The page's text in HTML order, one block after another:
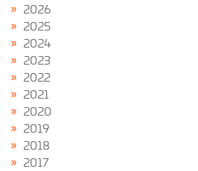
2026
2025
2024
2023
2022
2021
2020
2019
2018
2017